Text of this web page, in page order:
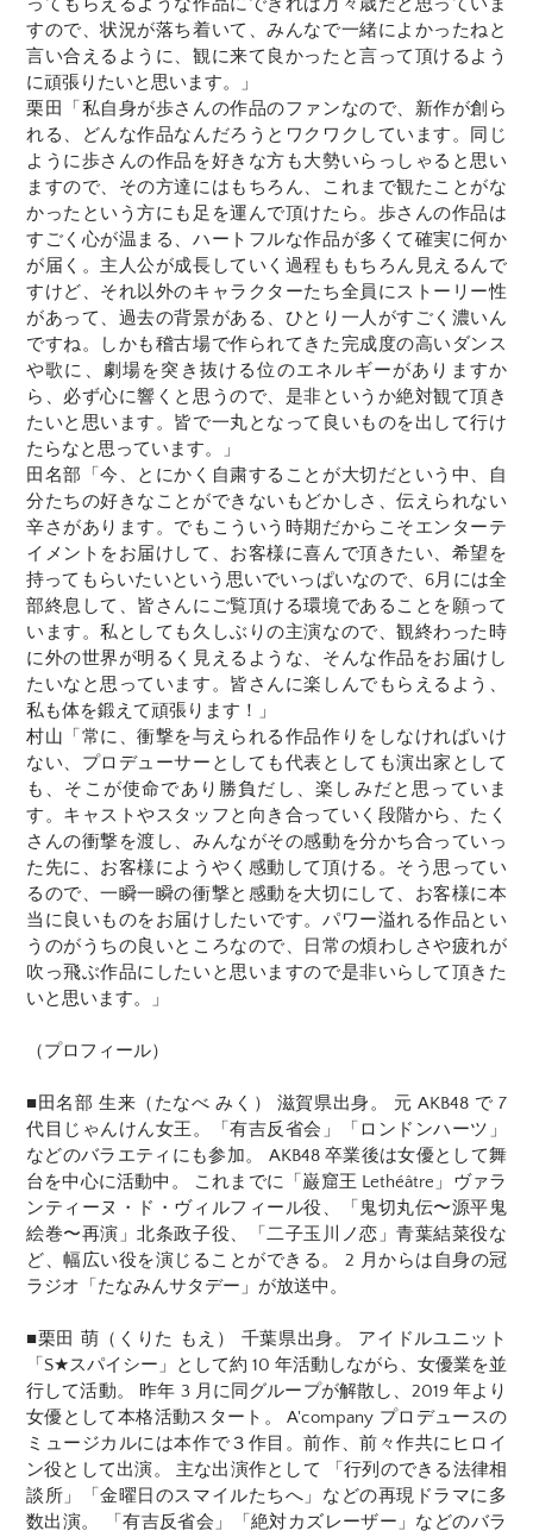
ってもらえるような作品にできれば万々歳だと思っていま
すので、状況が落ち着いて、みんなで一緒によかったねと
言い合えるように、観に来て良かったと言って頂けるよう
に頑張りたいと思います。」
栗田「私自身が歩さんの作品のファンなので、新作が創ら
れる、どんな作品なんだろうとワクワクしています。同じ
ように歩さんの作品を好きな方も大勢いらっしゃると思い
ますので、その方達にはもちろん、これまで観たことがな
かったという方にも足を運んで頂けたら。歩さんの作品は
すごく心が温まる、ハートフルな作品が多くて確実に何か
が届く。主人公が成長していく過程ももちろん見えるんで
すけど、それ以外のキャラクターたち全員にストーリー性
があって、過去の背景がある、ひとり一人がすごく濃いん
ですね。しかも稽古場で作られてきた完成度の高いダンス
や歌に、劇場を突き抜ける位のエネルギーがありますか
ら、必ず心に響くと思うので、是非というか絶対観て頂き
たいと思います。皆で一丸となって良いものを出して行け
たらなと思っています。」
田名部「今、とにかく自粛することが大切だという中、自
分たちの好きなことができないもどかしさ、伝えられない
辛さがあります。でもこういう時期だからこそエンターテ
イメントをお届けして、お客様に喜んで頂きたい、希望を
持ってもらいたいという思いでいっぱいなので、6月には全
部終息して、皆さんにご覧頂ける環境であることを願って
います。私としても久しぶりの主演なので、観終わった時
に外の世界が明るく見えるような、そんな作品をお届けし
たいなと思っています。皆さんに楽しんでもらえるよう、
私も体を鍛えて頑張ります！」
村山「常に、衝撃を与えられる作品作りをしなければいけ
ない、プロデューサーとしても代表としても演出家として
も、そこが使命であり勝負だし、楽しみだと思っていま
す。キャストやスタッフと向き合っていく段階から、たく
さんの衝撃を渡し、みんながその感動を分かち合っていっ
た先に、お客様にようやく感動して頂ける。そう思ってい
るので、一瞬一瞬の衝撃と感動を大切にして、お客様に本
当に良いものをお届けしたいです。パワー溢れる作品とい
うのがうちの良いところなので、日常の煩わしさや疲れが
吹っ飛ぶ作品にしたいと思いますので是非いらして頂きた
いと思います。」
（プロフィール）
■田名部 生来（たなべ みく） 滋賀県出身。 元 AKB48 で 7
代目じゃんけん女王。「有吉反省会」「ロンドンハーツ」
などのバラエティにも参加。 AKB48 卒業後は女優として舞
台を中心に活動中。 これまでに「巌窟王 Lethéâtre」ヴァラ
ンティーヌ・ド・ヴィルフィール役、「鬼切丸伝〜源平鬼
絵巻〜再演」北条政子役、「二子玉川ノ恋」青葉結菜役な
ど、幅広い役を演じることができる。 2 月からは自身の冠
ラジオ「たなみんサタデー」が放送中。
■栗田 萌（くりた もえ） 千葉県出身。 アイドルユニット
「S★スパイシー」として約 10 年活動しながら、女優業を並
行して活動。 昨年 3 月に同グループが解散し、2019 年より
女優として本格活動スタート。 A'company プロデュースの
ミュージカルには本作で３作目。前作、前々作共にヒロイ
ン役として出演。 主な出演作として 「行列のできる法律相
談所」「金曜日のスマイルたちへ」などの再現ドラマに多
数出演。 「有吉反省会」「絶対カズレーザー」などのバラ